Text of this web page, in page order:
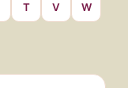
T V W